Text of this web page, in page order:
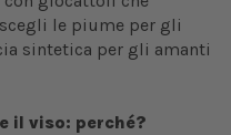
le piume per gli
sintetica per gli amanti
il viso: perché?